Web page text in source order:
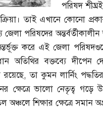
পরিষদ
তাই এখানে কোনো
পরিষদের
করে এই জেলা
অতিথির বক্তব্যে দীপেন
রয়েছে,তা কুমন লার্নিং
ক্ষেত্রে ভালো নেতৃত্ব গড়ে
অঞ্চলে শিক্ষার ক্ষেত্রে সমান